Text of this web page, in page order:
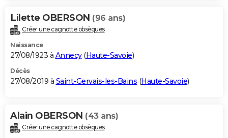
Lilette OBERSON (96 ans)
Créer une cagnotte obsèques
Naissance
27/08/1923 à Annecy(Haute-Savoie)
Décès
27/08/2019 à Saint-Gervais-les-Bains (Haute-Savoie)
Alain OBERSON (43 ans)
Créer une cagnotte obsèques